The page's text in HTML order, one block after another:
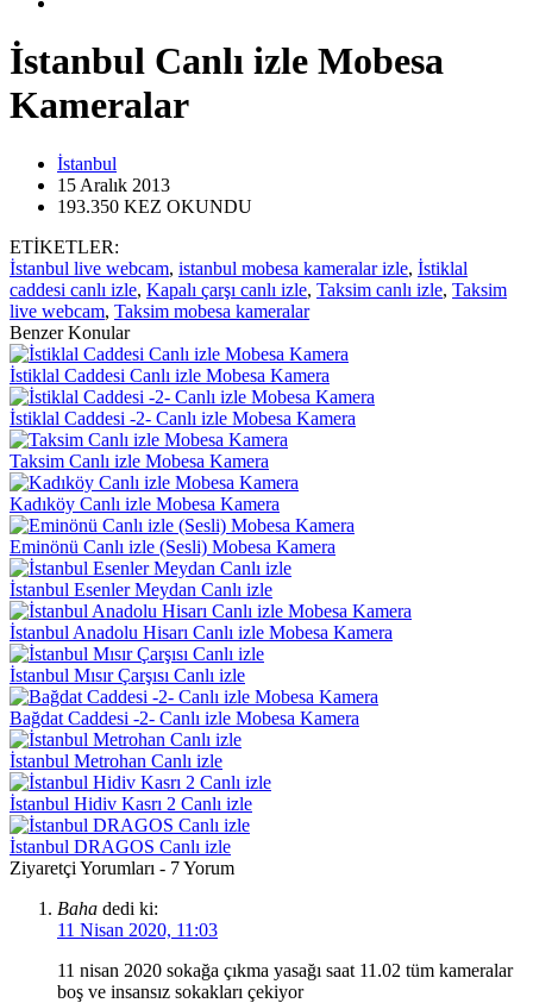
İstanbul Canlı izle Mobesa
Kameralar
İstanbul
15 Aralık 2013
193.350 KEZ OKUNDU
ETİKETLER:
İstanbul live webcam, istanbul mobesa kameralar izle, İstiklal
caddesi canlı izle, Kapalı çarşı canlı izle, Taksim canlı izle, Taksim
live webcam, Taksim mobesa kameralar
Benzer Konular
İstiklal Caddesi Canlı izle Mobesa Kamera
İstiklal Caddesi -2- Canlı izle Mobesa Kamera
Taksim Canlı izle Mobesa Kamera
Kadıköy Canlı izle Mobesa Kamera
Eminönü Canlı izle (Sesli) Mobesa Kamera
İstanbul Esenler Meydan Canlı izle
İstanbul Anadolu Hisarı Canlı izle Mobesa Kamera
İstanbul Mısır Çarşısı Canlı izle
Bağdat Caddesi -2- Canlı izle Mobesa Kamera
İstanbul Metrohan Canlı izle
İstanbul Hidiv Kasrı 2 Canlı izle
İstanbul DRAGOS Canlı izle
Ziyaretçi Yorumları - 7 Yorum
Baha dedi ki:
11 Nisan 2020, 11:03
11 nisan 2020 sokağa çıkma yasağı saat 11.02 tüm kameralar
boş ve insansız sokakları çekiyor